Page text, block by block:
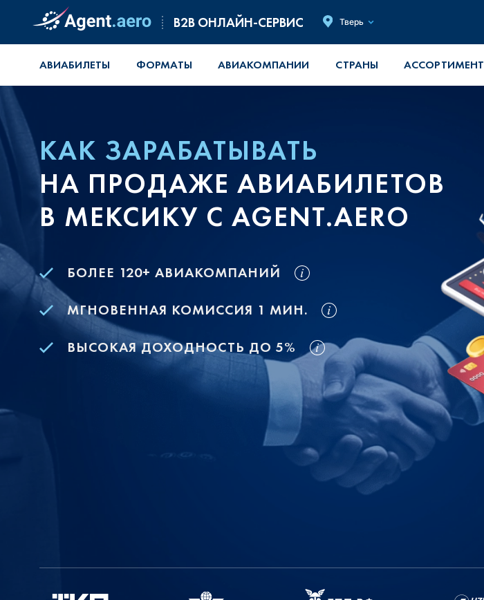
B2B ОНЛАЙН-СЕРВИС Тверь
АВИАБИЛЕТЫ ФОРМАТЫ АВИАКОМПАНИИ СТРАНЫ АССОРТИМЕНТ
КАК ЗАРАБАТЫВАТЬ
НА ПРОДАЖЕ АВИАБИЛЕТОВ
В МЕКСИКУ С AGENT.AERO
БОЛЕЕ 120+ АВИАКОМПАНИЙ
МГНОВЕННАЯ КОМИССИЯ 1 МИН.
ВЫСОКАЯ ДОХОДНОСТЬ ДО 5%